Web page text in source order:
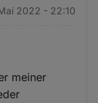
2022 - 22:10
meiner